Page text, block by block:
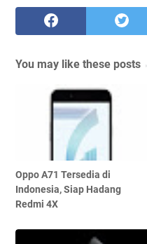
You may like these posts
Oppo A71 Tersedia di
Indonesia, Siap Hadang
Redmi 4X